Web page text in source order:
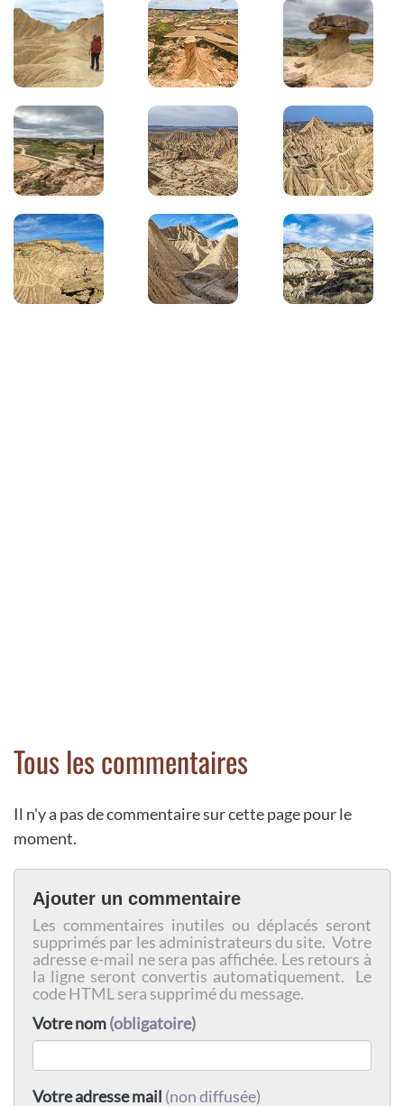
Tous les commentaires
Il n'y a pas de commentaire sur cette page pour le
moment.
Ajouter un commentaire
Les commentaires inutiles ou déplacés seront
supprimés par les administrateurs du site. Votre
adresse e-mail ne sera pas affichée. Les retours à
la ligne seront convertis automatiquement. Le
code HTML sera supprimé du message.
Votre nom(obligatoire)
Votre adresse mail (non diffusée)